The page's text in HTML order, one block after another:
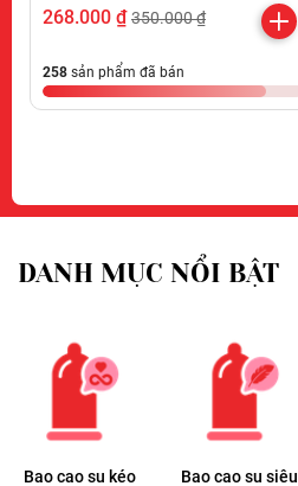
268.000 ₫ 350.000 ₫
258 sản phẩm đã bán
DANH MỤC NỔI BẬT
Bao cao su kéo
Bao cao su siêu